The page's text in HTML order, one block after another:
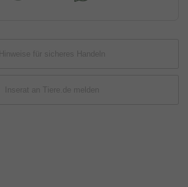
Hinweise für sicheres Handeln
Inserat an Tiere.de melden